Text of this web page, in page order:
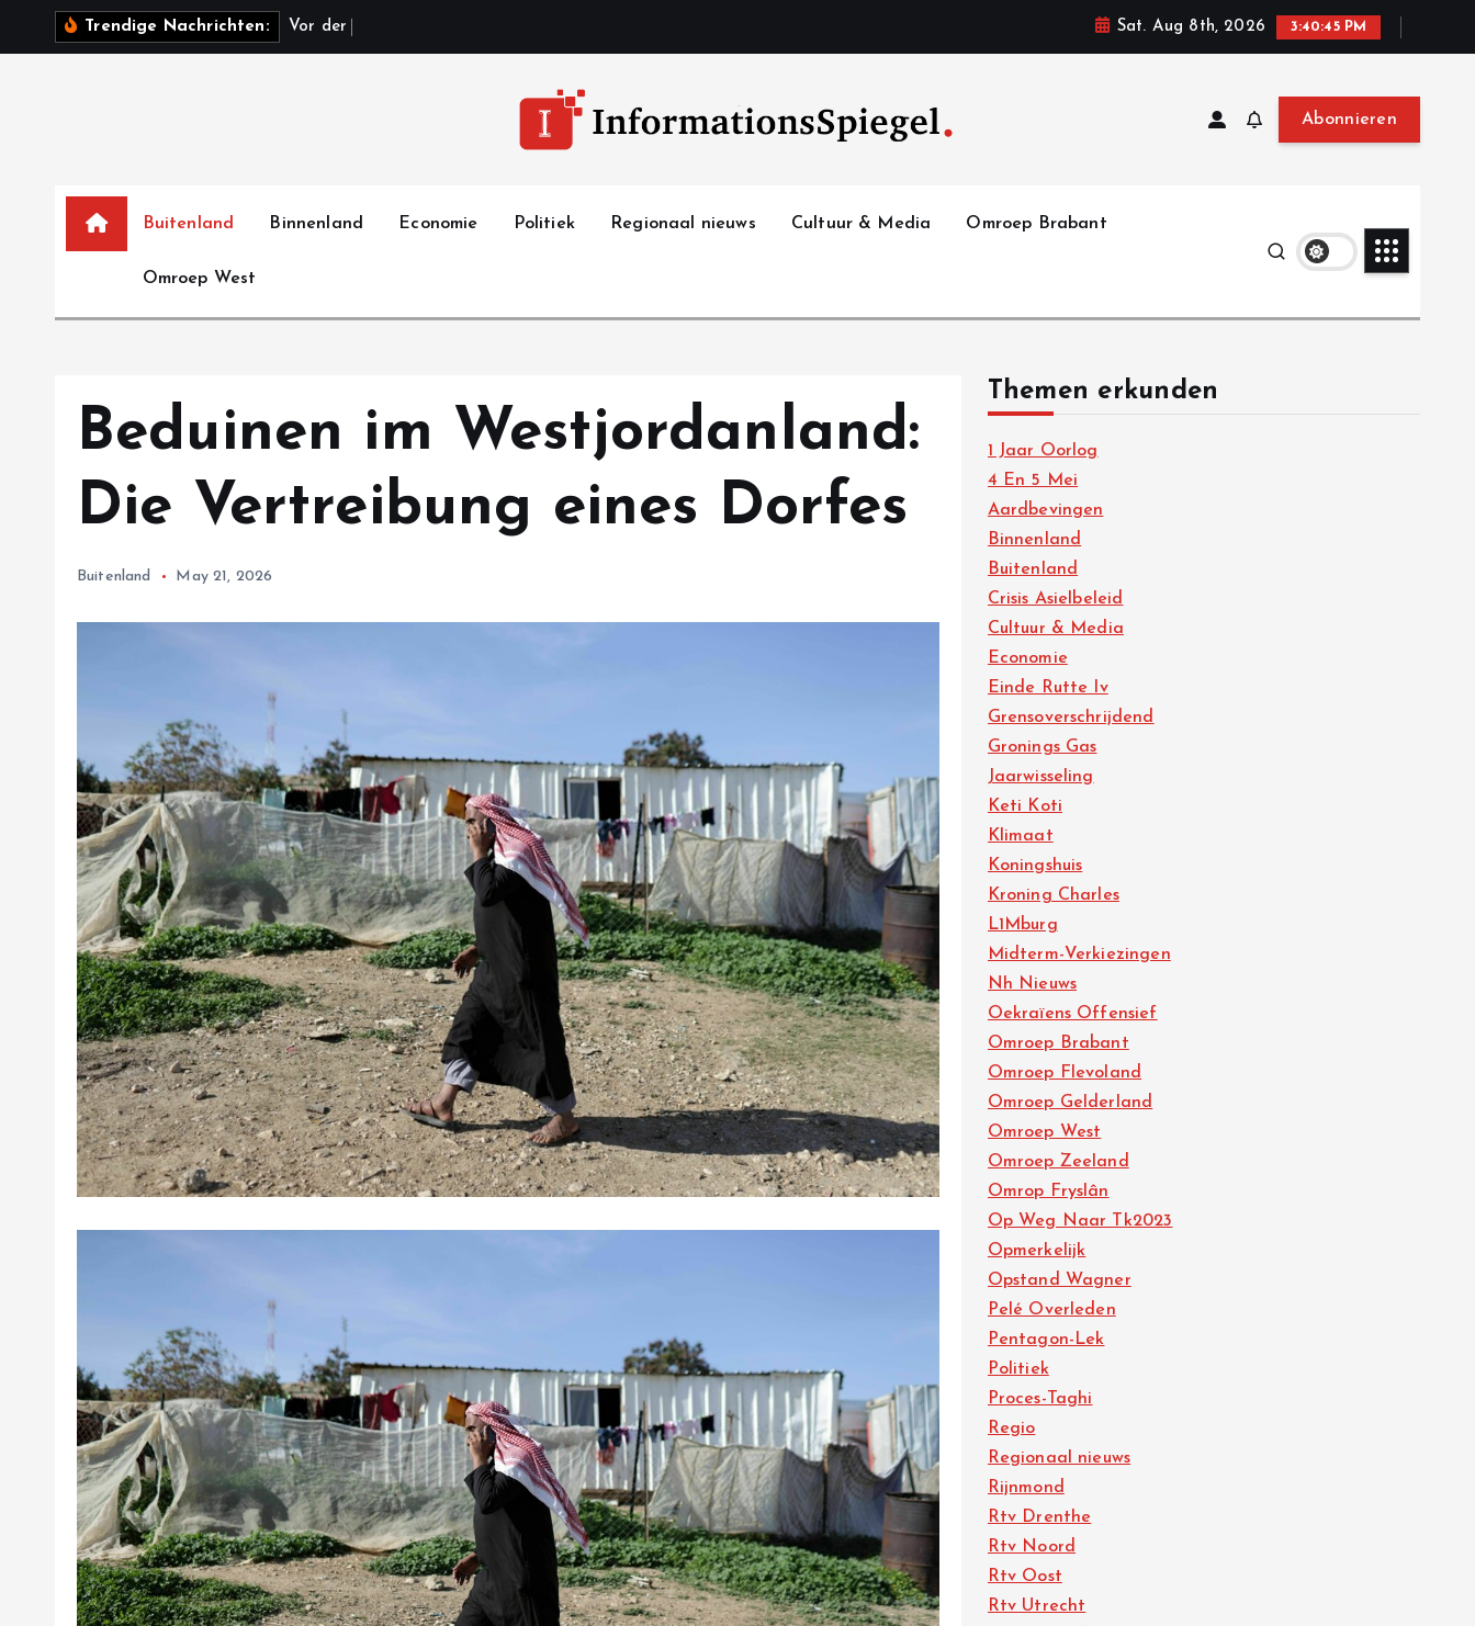
Trendige Nachrichten: Vor d er Sat. Aug 8th, 2026 3:40:47 PM
Abonnieren
Buitenland Binnenland Economie Politiek Regionaal nieuws Cultuur & Media Omroep Brabant
Omroep West
Beduinen im Westjordanland:
Die Vertreibung eines Dorfes
Buitenland May 21, 2026
Themen erkunden
1 Jaar Oorlog
4 En 5 Mei
Aardbevingen
Binnenland
Buitenland
Crisis Asielbeleid
Cultuur & Media
Economie
Einde Rutte Iv
Grensoverschrijdend
Gronings Gas
Jaarwisseling
Keti Koti
Klimaat
Koningshuis
Kroning Charles
L1Mburg
Midterm-Verkiezingen
Nh Nieuws
Oekraïens Offensief
Omroep Brabant
Omroep Flevoland
Omroep Gelderland
Omroep West
Omroep Zeeland
Omrop Fryslân
Op Weg Naar Tk2023
Opmerkelijk
Opstand Wagner
Pelé Overleden
Pentagon-Lek
Politiek
Proces-Taghi
Regio
Regionaal nieuws
Rijnmond
Rtv Drenthe
Rtv Noord
Rtv Oost
Rtv Utrecht